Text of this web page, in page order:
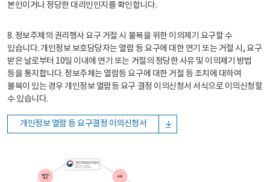
본인이거나 정당한 대리인인지를 확인합니다.
8. 정보주체의 권리행사 요구 거절 시 불복을 위한 이의제기 요구할 수
있습니다. 개인정보 보호담당자는 열람 등 요구에 대한 연기 또는 거절 시, 요구
받은 날로부터 10일 이내에 연기 또는 거절의 정당한 사유 및 이의제기 방법
등을 통지합니다. 정보주체는 열람등 요구에 대한 거절 등 조치에 대하여
불복이 있는 경우 개인정보 열람등 요구 결정 이의신청서 서식으로 이의신청할
수 있습니다.
개인정보 열람 등 요구결정 이의신청서